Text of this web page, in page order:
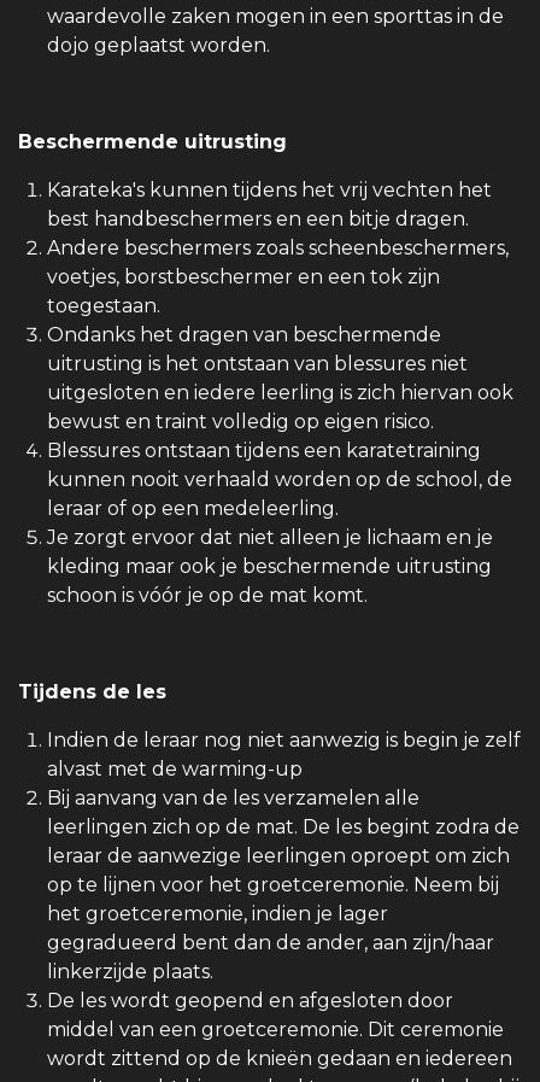
waardevolle zaken mogen in een sporttas in de
dojo geplaatst worden.
Beschermende uitrusting
Karateka's kunnen tijdens het vrij vechten het
best handbeschermers en een bitje dragen.
Andere beschermers zoals scheenbeschermers,
voetjes, borstbeschermer en een tok zijn
toegestaan.
Ondanks het dragen van beschermende
uitrusting is het ontstaan van blessures niet
uitgesloten en iedere leerling is zich hiervan ook
bewust en traint volledig op eigen risico.
Blessures ontstaan tijdens een karatetraining
kunnen nooit verhaald worden op de school, de
leraar of op een medeleerling.
Je zorgt ervoor dat niet alleen je lichaam en je
kleding maar ook je beschermende uitrusting
schoon is vóór je op de mat komt.
Tijdens de les
Indien de leraar nog niet aanwezig is begin je zelf
alvast met de warming-up
Bij aanvang van de les verzamelen alle
leerlingen zich op de mat. De les begint zodra de
leraar de aanwezige leerlingen oproept om zich
op te lijnen voor het groetceremonie. Neem bij
het groetceremonie, indien je lager
gegradueerd bent dan de ander, aan zijn/haar
linkerzijde plaats.
De les wordt geopend en afgesloten door
middel van een groetceremonie. Dit ceremonie
wordt zittend op de knieën gedaan en iedereen